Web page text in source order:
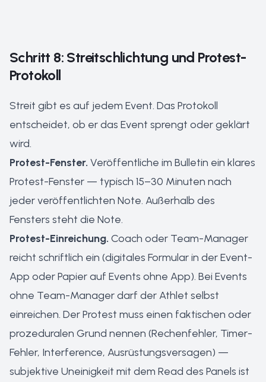
Schritt 8: Streitschlichtung und Protest-
Protokoll
Streit gibt es auf jedem Event. Das Protokoll
entscheidet, ob er das Event sprengt oder geklärt
wird.
Protest-Fenster. Veröffentliche im Bulletin ein klares
Protest-Fenster — typisch 15–30 Minuten nach
jeder veröffentlichten Note. Außerhalb des
Fensters steht die Note.
Protest-Einreichung. Coach oder Team-Manager
reicht schriftlich ein (digitales Formular in der Event-
App oder Papier auf Events ohne App). Bei Events
ohne Team-Manager darf der Athlet selbst
einreichen. Der Protest muss einen faktischen oder
prozeduralen Grund nennen (Rechenfehler, Timer-
Fehler, Interference, Ausrüstungsversagen) —
subjektive Uneinigkeit mit dem Read des Panels ist